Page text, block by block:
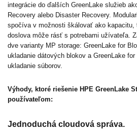
integrácie do ďalších GreenLake služieb
Recovery alebo Disaster Recovery.
spočíva v možnosti škálovať ako kapacitu,
doslova môže rásť s potrebami užívateľa.
dve varianty MP storage: GreenLake for
ukladanie dátových blokov a GreenLake
ukladanie súborov.
Výhody, ktoré riešenie HPE GreenLake
používateľom:
Jednoduchá cloudová správa.